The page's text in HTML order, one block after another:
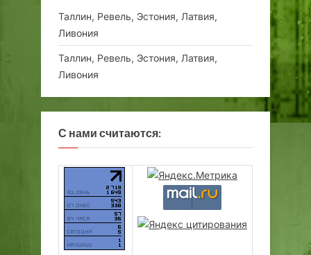
Таллин, Ревель, Эстония, Латвия,
Ливония
Таллин, Ревель, Эстония, Латвия,
Ливония
С нами считаются: